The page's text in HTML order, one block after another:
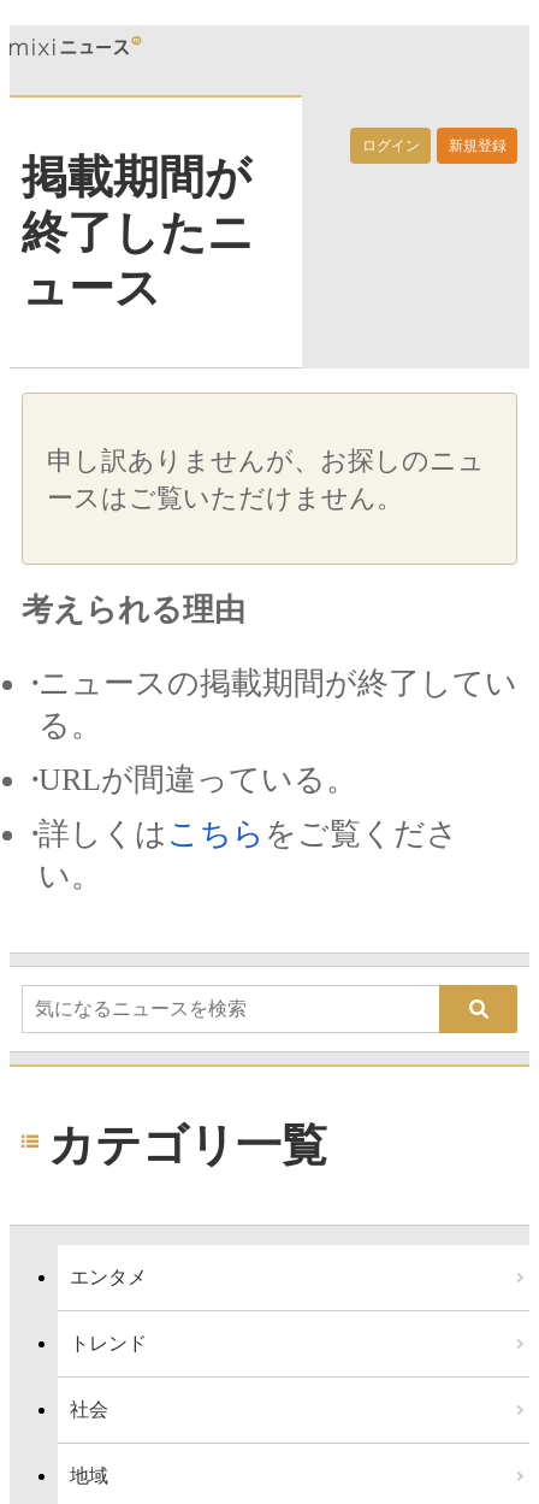
ログイン 新規登録
掲載期間が
終了したニ
ュース
申し訳ありませんが、お探しのニュ
ースはご覧いただけません。
考えられる理由
ニュースの掲載期間が終了してい
る。
URLが間違っている。
詳しくは こちら をご覧くださ
い。
カテゴリ一覧
エンタメ
トレンド
社会
地域